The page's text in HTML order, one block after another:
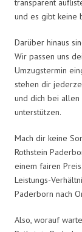
transparent
und es gibt keine
Darüber hinaus
Wir passen uns
Umzugstermin
stehen dir
und dich bei allen
unterstützen.
Mach dir keine
Rothstein
einem fairen
Leistungs-
Paderborn nach
Also, worauf